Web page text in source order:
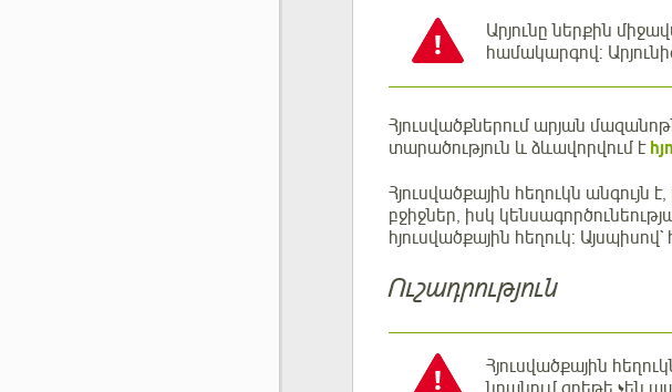
Արյունը ներքին
համակարգով:
Հյուսվածքներում արյան
տարածություն և ձևավորվում է
Հյուսվածքային հեղուկն
բջիջներ, իսկ
հյուսվածքային հեղուկ:
Ուշադրություն
Հյուսվածքային